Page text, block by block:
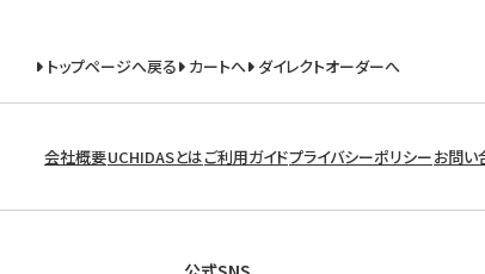
トップページへ戻る カートへ ダイレクトオーダーへ
会社概要UCHIDASとはご利用ガイドプライバシーポリシーお問い